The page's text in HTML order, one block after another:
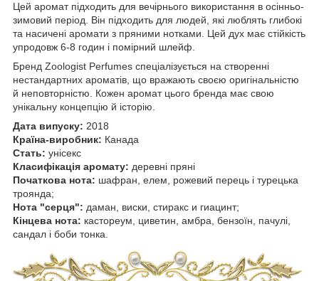
Цей аромат підходить для вечірнього використання в осінньо-
зимовий період. Він підходить для людей, які люблять глибокі
та насичені аромати з пряними нотками. Цей дух має стійкість
упродовж 6-8 годин і помірний шлейф.
Бренд Zoologist Perfumes спеціалізується на створенні
нестандартних ароматів, що вражають своєю оригінальністю
й неповторністю. Кожен аромат цього бренда має свою
унікальну концепцію й історію.
Дата випуску: 2018
Країна-виробник: Канада
Стать: унісекс
Класифікація аромату: деревні пряні
Початкова нота: шафран, елем, рожевий перець і турецька
троянда;
Нота "серця": даман, виски, стиракс и гиацинт;
Кінцева нота: кастореум, циветин, амбра, бензоїн, пачулі,
сандал і боби тонка.